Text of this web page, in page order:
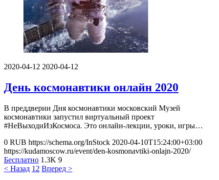
2020-04-12 2020-04-12
День космонавтики онлайн 2020
В преддверии Дня космонавтики московский Музей
космонавтики запустил виртуальный проект
#НеВыходиИзКосмоса. Это онлайн-лекции, уроки, игры…
0 RUB https://schema.org/InStock 2020-04-10T15:24:00+03:00
https://kudamoscow.ru/event/den-kosmonavtiki-onlajn-2020/
Бесплатно 1.3K 9
< Назад 1 2 Вперед >